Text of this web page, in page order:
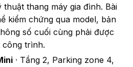
thuật thang máy gia đình. Bài
kiểm chứng qua model, bản
số cuối cùng phải được
công trình.
· Tầng 2, Parking zone 4,